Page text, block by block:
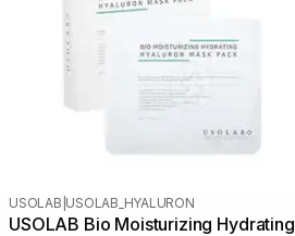
USOLAB USOLAB_HYALURON
USOLAB Bio Moisturizing Hydrating